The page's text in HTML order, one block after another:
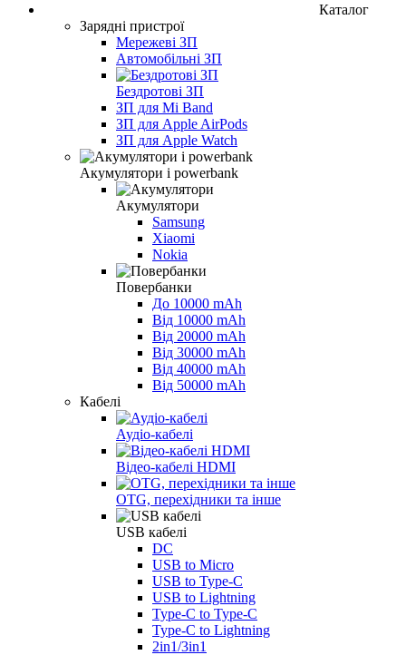
Каталог
Зарядні пристрої
Мережеві ЗП
Автомобільні ЗП
Бездротові ЗП
ЗП для Mi Band
ЗП для Apple AirPods
ЗП для Apple Watch
Акумулятори і powerbank
Акумулятори
Samsung
Xiaomi
Nokia
Повербанки
До 10000 mAh
Від 10000 mAh
Від 20000 mAh
Від 30000 mAh
Від 40000 mAh
Від 50000 mAh
Кабелі
Аудіо-кабелі
Відео-кабелі HDMI
OTG, перехідники та інше
USB кабелі
DC
USB to Micro
USB to Type-C
USB to Lightning
Type-C to Type-C
Type-C to Lightning
2in1/3in1